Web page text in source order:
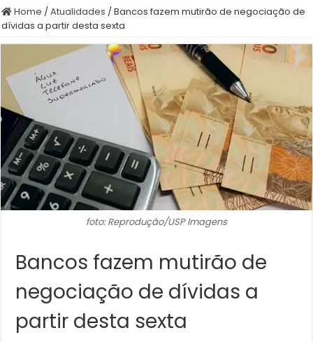
Home /Atualidades /Bancos fazem mutirão de negociação de
dívidas a partir desta sexta
foto: Reprodução/USP Imagens
Bancos fazem mutirão de
negociação de dívidas a
partir desta sexta